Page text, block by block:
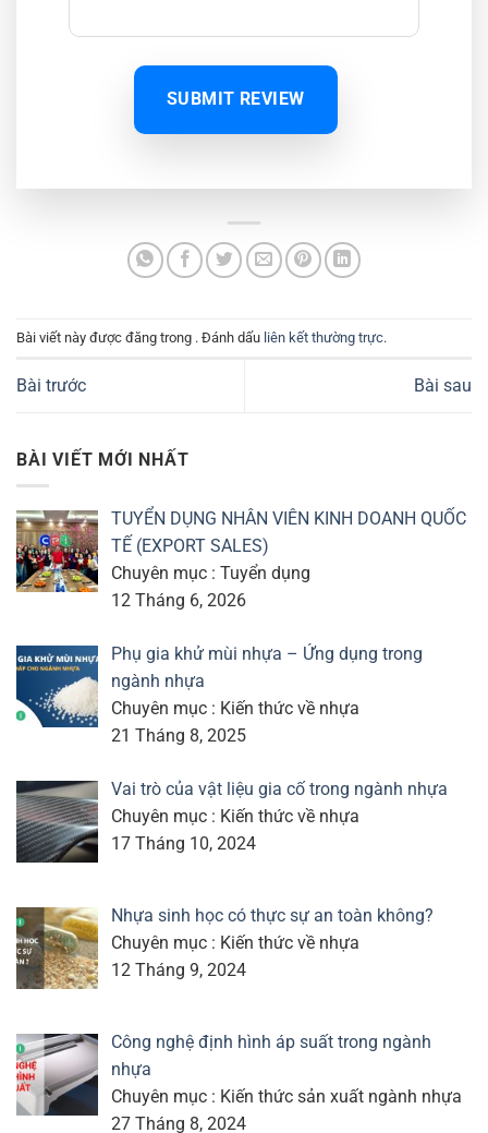
SUBMIT REVIEW
Bài viết này được đăng trong . Đánh dấu liên kết thường trực.
Bài trước Bài sau
BÀI VIẾT MỚI NHẤT
TUYỂN DỤNG NHÂN VIÊN KINH DOANH QUỐC
TẾ (EXPORT SALES)
Chuyên mục : Tuyển dụng
12 Tháng 6, 2026
Phụ gia khử mùi nhựa – Ứng dụng trong
ngành nhựa
Chuyên mục : Kiến thức về nhựa
21 Tháng 8, 2025
Vai trò của vật liệu gia cố trong ngành nhựa
Chuyên mục : Kiến thức về nhựa
17 Tháng 10, 2024
Nhựa sinh học có thực sự an toàn không?
Chuyên mục : Kiến thức về nhựa
12 Tháng 9, 2024
Công nghệ định hình áp suất trong ngành
nhựa
Chuyên mục : Kiến thức sản xuất ngành nhựa
27 Tháng 8, 2024